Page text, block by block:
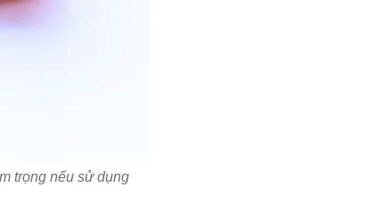
trọng nếu sử dụng